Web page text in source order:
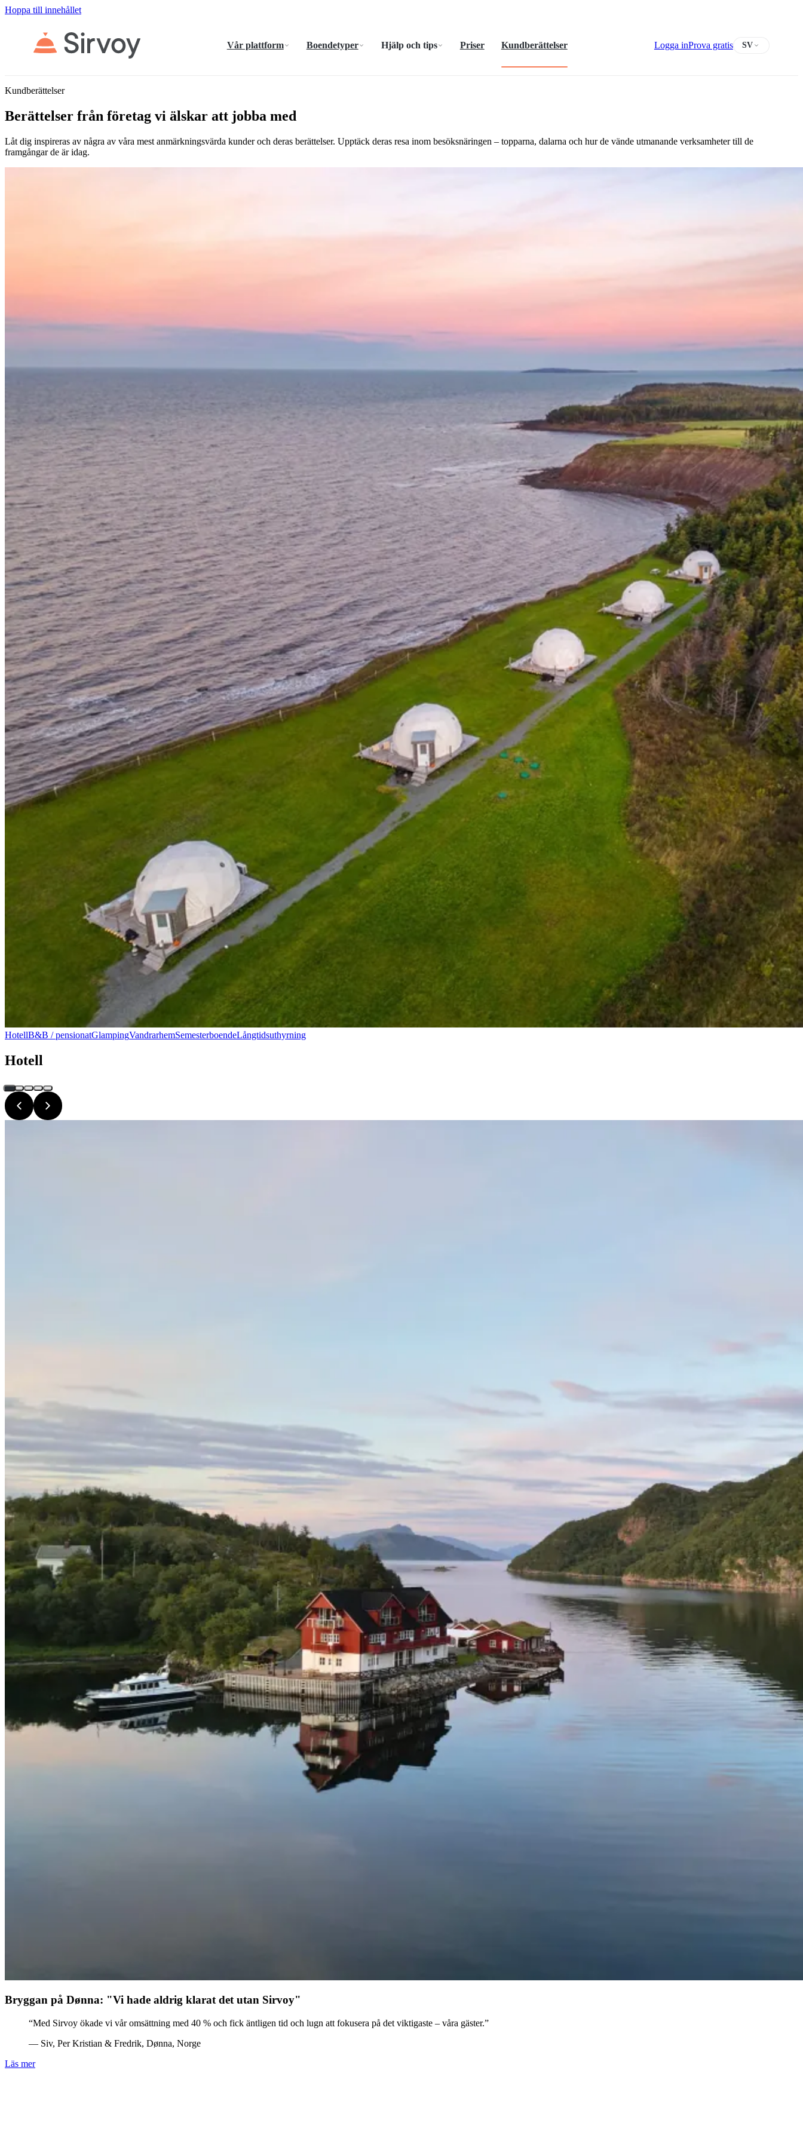
Hoppa till innehållet
Vår plattform Boendetyper Hjälp och tips Priser Kundberättelser Logga inProva gratis SV
Kundberättelser
Berättelser från företag vi älskar att jobba med
Låt dig inspireras av några av våra mest anmärkningsvärda kunder och deras berättelser. Upptäck deras resa inom besöksnäringen – topparna, dalarna och hur de vände utmanande verksamheter till de
framgångar de är idag.
HotellB&B / pensionatGlampingVandrarhemSemesterboendeLångtidsuthyrning
Hotell
Bryggan på Dønna: "Vi hade aldrig klarat det utan Sirvoy"
“Med Sirvoy ökade vi vår omsättning med 40 % och fick äntligen tid och lugn att fokusera på det viktigaste – våra gäster.”
— Siv, Per Kristian & Fredrik, Dønna, Norge
Läs mer